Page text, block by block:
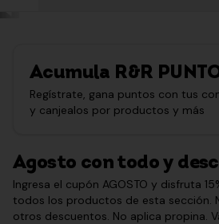
Acumula R&R
Regístrate, gana puntos con tus
y canjealos por productos y más
Agosto con todo y
Ingresa el cupón AGOSTO y disfruta
todos los productos de esta sección.
otros descuentos. No aplica propina.